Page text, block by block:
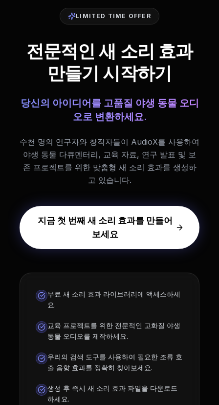
LIMITED TIME OFFER
전문적인 새 소리 효과
만들기 시작하기
당신의 아이디어를 고품질 야생 동물 오디
오로 변환하세요.
수천 명의 연구자와 창작자들이 AudioX를 사용하여
야생 동물 다큐멘터리, 교육 자료, 연구 발표 및 보
존 프로젝트를 위한 맞춤형 새 소리 효과를 생성하
고 있습니다.
지금 첫 번째 새 소리 효과를 만들어
보세요
무료 새 소리 효과 라이브러리에 액세스하세
요.
교육 프로젝트를 위한 전문적인 고화질 야생
동물 오디오를 제작하세요.
우리의 검색 도구를 사용하여 필요한 조류 호
출 음향 효과를 정확히 찾아보세요.
생성 후 즉시 새 소리 효과 파일을 다운로드
하세요.